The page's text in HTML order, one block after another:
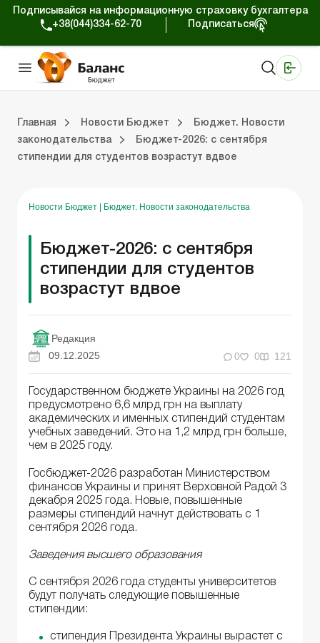
Подписывайся на информационную страховку бухгалтера
+38(044)334-62-70
Подписаться
Главная Новости Бюджет
Бюджет. Новости
законодательства
Бюджет-2026: с сентября
стипендии для студентов возрастут вдвое
Новости Бюджет Бюджет. Новости законодательства
Бюджет-2026: с сентября
стипендии для студентов
возрастут вдвое
Редакция
09.12.2025
0 0 121
Государственном бюджете Украины на 2026 год
предусмотрено 6,6 млрд грн на выплату
академических и именных стипендий студентам
учебных заведений. Это на 1,2 млрд грн больше,
чем в 2025 году.
Госбюджет-2026 разработан Министерством
финансов Украины и принят Верховной Радой 3
декабря 2025 года. Новые, повышенные
размеры стипендий начнут действовать с 1
сентября 2026 года.
Заведения высшего образования
С сентября 2026 года студенты университетов
будут получать следующие повышенные
стипендии:
стипендия Президента Украины вырастет с